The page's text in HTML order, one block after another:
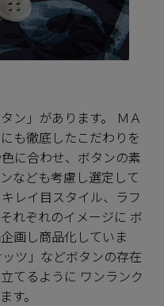
ン」があります。 ＭＡ
も徹底したこだわりを
に合わせ、ボタンの素
なども考慮し選定して
レイ目スタイル、ラフ
れぞれのイメージに ボ
画し商品化していま
ツ」などボタンの存在
てるように ワンランク
す。